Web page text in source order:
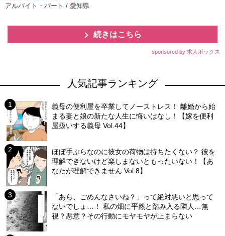
アルバイト・パート / 愛知県
続きはこちら
sponsored by 求人ボックス
人気記事ランキング
義母の便利屋を卒業してノーストレス！ 離婚から始
まる妻と娘の新たな人生に悔いはなし！【嫁を便利
屋扱いする義母 Vol.44】
ほぼ手ぶらなのに彼女の荷物は持ちたくない？ 彼を
理解できないけど楽しまないともったいない！【あ
なたが理解できません Vol.8】
「あら、ごめんなさいね？」って絶対悪いと思って
ないでしょ…！ 私の畑に平然と踏み入る隣人…無
視？悪意？その行動にモヤモヤが止まらない